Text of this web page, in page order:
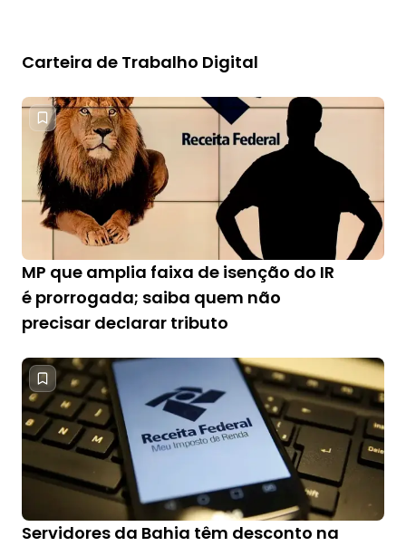
Carteira de Trabalho Digital
MP que amplia faixa de isenção do IR
é prorrogada; saiba quem não
precisar declarar tributo
Servidores da Bahia têm desconto na